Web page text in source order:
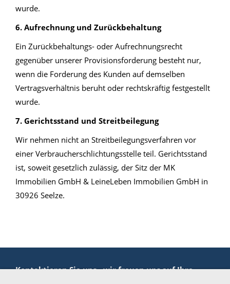
wurde.
6. Aufrechnung und Zurückbehaltung
Ein Zurückbehaltungs- oder Aufrechnungsrecht
gegenüber unserer Provisionsforderung besteht nur,
wenn die Forderung des Kunden auf demselben
Vertragsverhältnis beruht oder rechtskräftig festgestellt
wurde.
7. Gerichtsstand und Streitbeilegung
Wir nehmen nicht an Streitbeilegungsverfahren vor
einer Verbraucherschlichtungsstelle teil. Gerichtsstand
ist, soweit gesetzlich zulässig, der Sitz der MK
Immobilien GmbH & LeineLeben Immobilien GmbH in
30926 Seelze.
Kontaktieren Sie uns - wir freuen uns auf Ihre